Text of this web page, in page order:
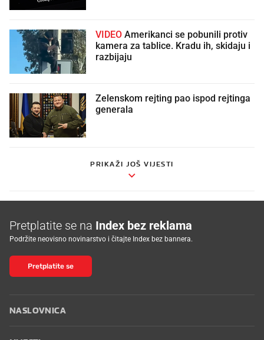
VIDEO
kamera za tablice. Kradu ih, skidaju i
razbijaju
Zelenskom rejting pao ispod rejtinga
generala
PRIKAŽI JOŠ VIJESTI
Pretplatite se na Index bez reklama
Podržite neovisno novinarstvo i čitajte Index bez bannera.
Pretplatite se
NASLOVNICA